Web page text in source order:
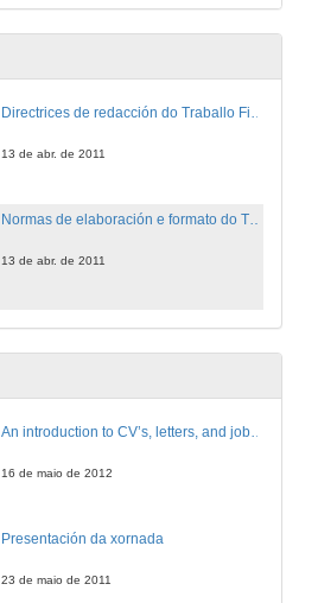
Directrices de redacción do Traballo Fin de Máster
13 de abr. de 2011
13 de abr. de 2011
An introduction to CV’s, letters, and job searching
16 de maio de 2012
Presentación da xornada
23 de maio de 2011